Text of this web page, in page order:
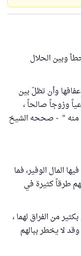
وبين الحلال
وأن تظلّ بين
وزوجاً صالحاً ،
منه " - صححه الشيخ
المال الوفير، فما
طرقاً كثيرة في
من الفراق لهما ،
لا يخطر ببالهم